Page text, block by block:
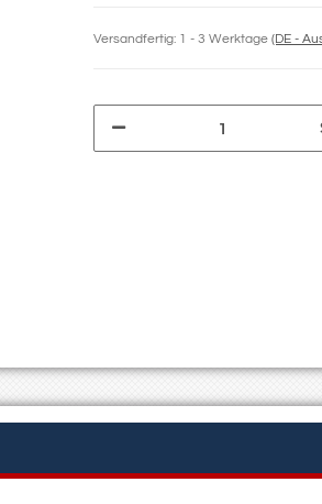
Versandfertig: 1 - 3 Werktage (DE -